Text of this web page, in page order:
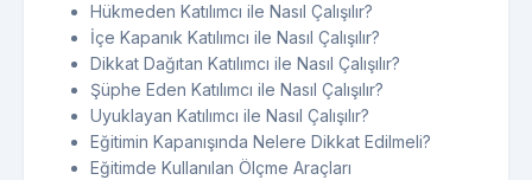
Hükmeden Katılımcı ile Nasıl Çalışılır?
İçe Kapanık Katılımcı ile Nasıl Çalışılır?
Dikkat Dağıtan Katılımcı ile Nasıl Çalışılır?
Şüphe Eden Katılımcı ile Nasıl Çalışılır?
Uyuklayan Katılımcı ile Nasıl Çalışılır?
Eğitimin Kapanışında Nelere Dikkat Edilmeli?
Eğitimde Kullanılan Ölçme Araçları